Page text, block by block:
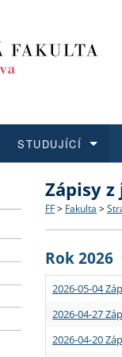
Struktura
Strategie
Podpora
Co
Učitelské
STUDUJÍCÍ
Rigorózní
O vědě a
Granty a
Aktuální
Zápisy
FF > Fakulta >
Rok 2026
2026-05-04
2026-04-27
2026-04-20